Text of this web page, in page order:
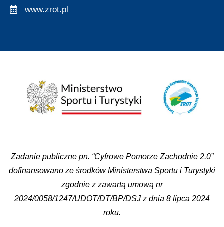
www.zrot.pl
Zadanie publiczne pn. “Cyfrowe Pomorze Zachodnie 2.0”
dofinansowano ze środków Ministerstwa Sportu i Turystyki
zgodnie z zawartą umową nr
2024/0058/1247/UDOT/DT/BP/DSJ z dnia 8 lipca 2024
roku.